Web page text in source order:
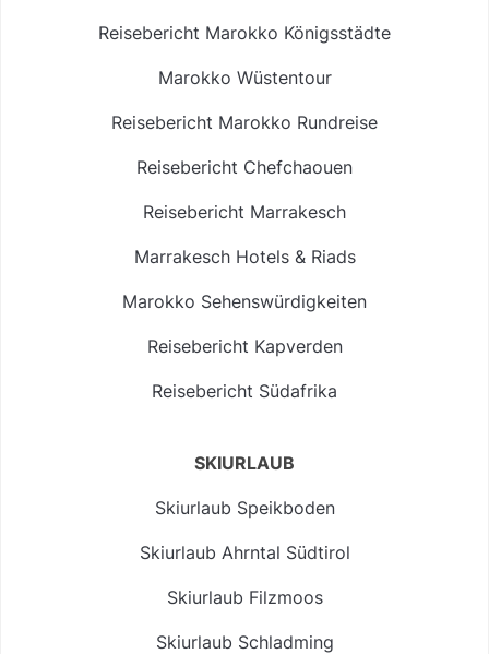
Reisebericht Marokko Königsstädte
Marokko Wüstentour
Reisebericht Marokko Rundreise
Reisebericht Chefchaouen
Reisebericht Marrakesch
Marrakesch Hotels & Riads
Marokko Sehenswürdigkeiten
Reisebericht Kapverden
Reisebericht Südafrika
SKIURLAUB
Skiurlaub Speikboden
Skiurlaub Ahrntal Südtirol
Skiurlaub Filzmoos
Skiurlaub Schladming